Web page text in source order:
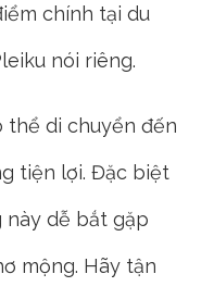
chính tại du
nói riêng.
thể di chuyển đến
tiện lợi. Đặc biệt
này dễ bắt gặp
mộng. Hãy tận